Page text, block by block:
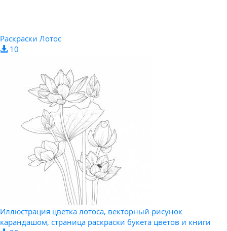
Раскраски Лотос
10
Иллюстрация цветка лотоса, векторный рисунок
карандашом, страница раскраски букета цветов и книги